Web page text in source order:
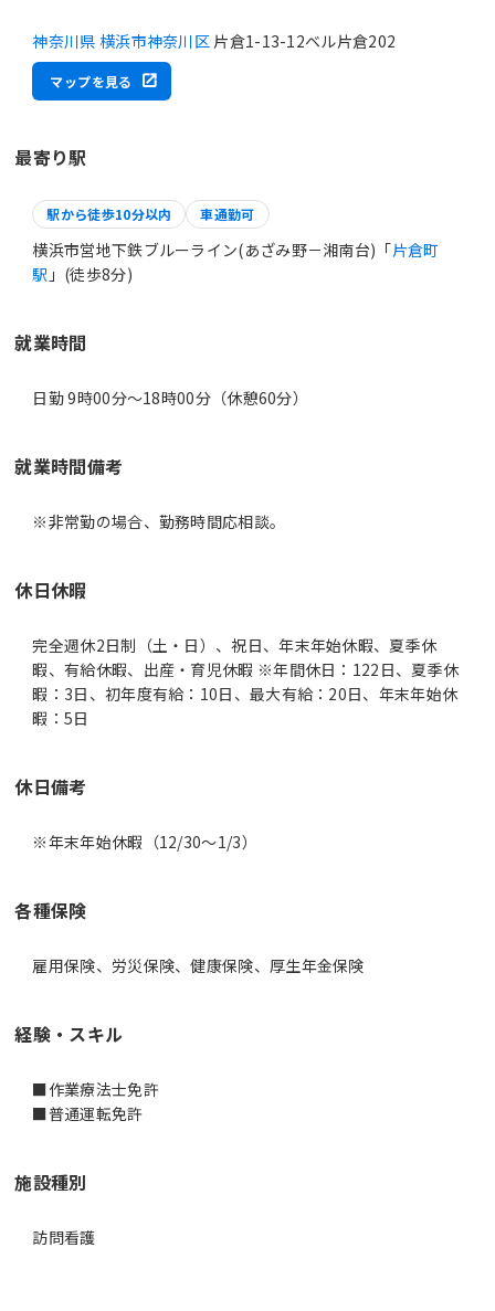
神奈川県 横浜市神奈川区 片倉1-13-12ベル片倉202
マップを見る
最寄り駅
駅から徒歩10分以内 車通勤可
横浜市営地下鉄ブルーライン(あざみ野－湘南台)「片倉町
駅 」(徒歩8分)
就業時間
日勤 9時00分〜18時00分（休憩60分）
就業時間備考
休日休暇
完全週休2日制（土・日）、祝日、年末年始休暇、夏季休
暇、有給休暇、出産・育児休暇 ※年間休日：122日、夏季休
暇：3日、初年度有給：10日、最大有給：20日、年末年始休
暇：5日
休日備考
※年末年始休暇（12/30～1/3）
各種保険
雇用保険、労災保険、健康保険、厚生年金保険
経験・スキル
■作業療法士免許
■普通運転免許
施設種別
訪問看護